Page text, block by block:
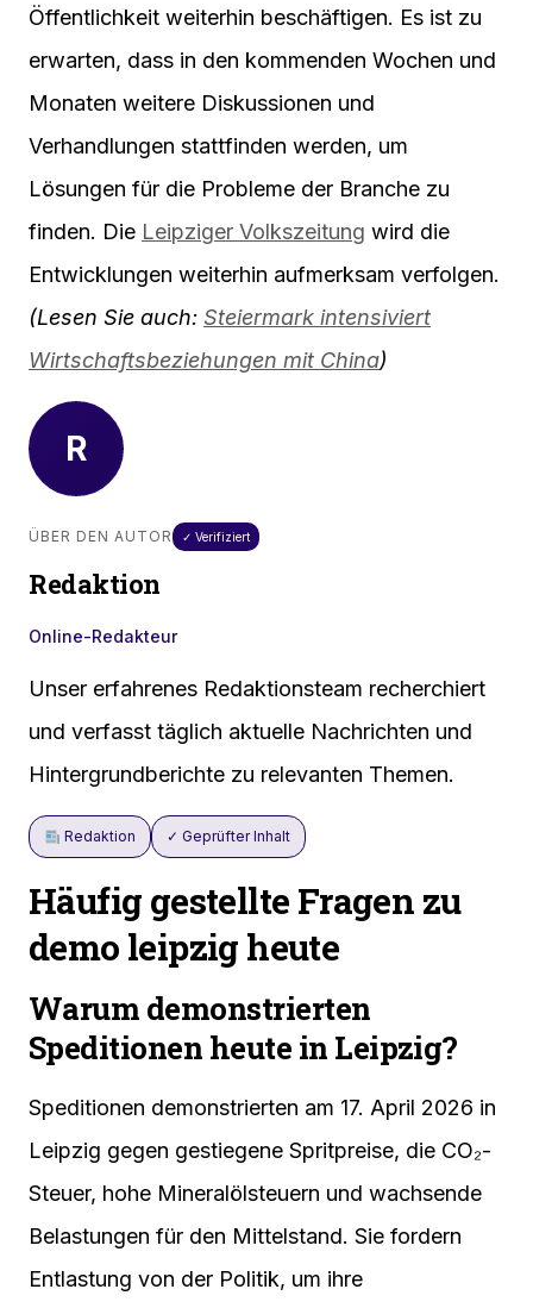
Öffentlichkeit weiterhin beschäftigen. Es ist zu
erwarten, dass in den kommenden Wochen und
Monaten weitere Diskussionen und
Verhandlungen stattfinden werden, um
Lösungen für die Probleme der Branche zu
finden. Die Leipziger Volkszeitung wird die
Entwicklungen weiterhin aufmerksam verfolgen.
(Lesen Sie auch: Steiermark intensiviert
Wirtschaftsbeziehungen mit China)
R
ÜBER DEN AUTOR ✓ Verifiziert
Redaktion
Online-Redakteur
Unser erfahrenes Redaktionsteam recherchiert
und verfasst täglich aktuelle Nachrichten und
Hintergrundberichte zu relevanten Themen.
Redaktion ✓ Geprüfter Inhalt
Häufig gestellte Fragen zu
demo leipzig heute
Warum demonstrierten
Speditionen heute in Leipzig?
Speditionen demonstrierten am 17. April 2026 in
Leipzig gegen gestiegene Spritpreise, die CO₂-
Steuer, hohe Mineralölsteuern und wachsende
Belastungen für den Mittelstand. Sie fordern
Entlastung von der Politik, um ihre